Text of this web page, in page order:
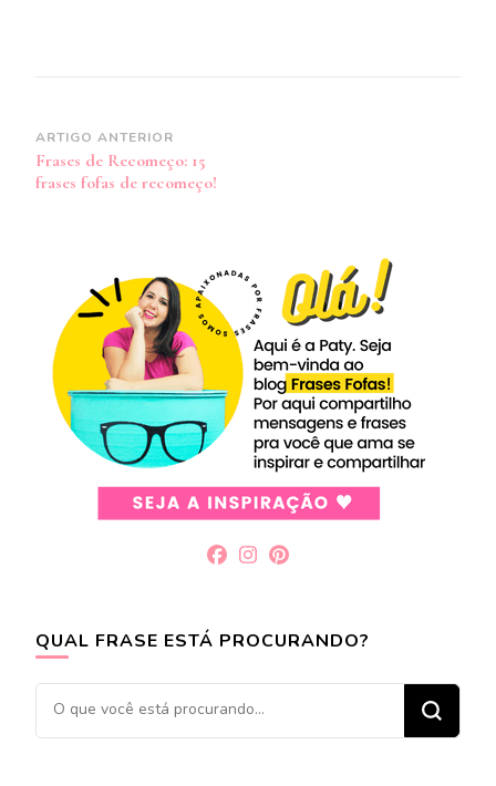
Navegação
de
ARTIGO ANTERIOR
Frases de Recomeço: 15
frases fofas de recomeço!
QUAL FRASE ESTÁ PROCURANDO?
Procurando
algo?